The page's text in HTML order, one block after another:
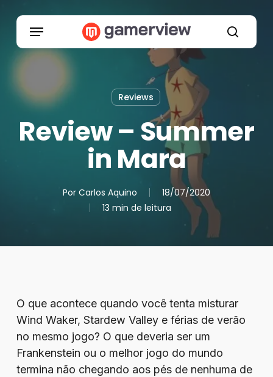
content
search
Menu
Reviews
Review – Summer
in Mara
Por Carlos Aquino
18/07/2020
13 min de leitura
O que acontece quando você tenta misturar
Wind Waker, Stardew Valley e férias de verão
no mesmo jogo? O que deveria ser um
Frankenstein ou o melhor jogo do mundo
termina não chegando aos pés de nenhuma de